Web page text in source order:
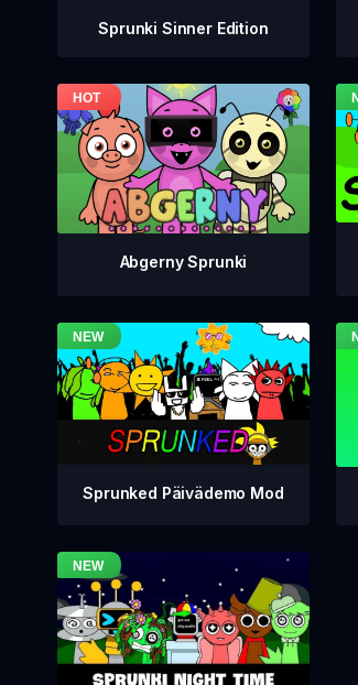
Sprunki Sinner Edition
Abgerny Sprunki
Sprunked Päivädemo Mod